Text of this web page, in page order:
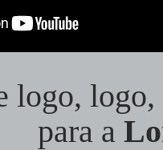
logo,
para a